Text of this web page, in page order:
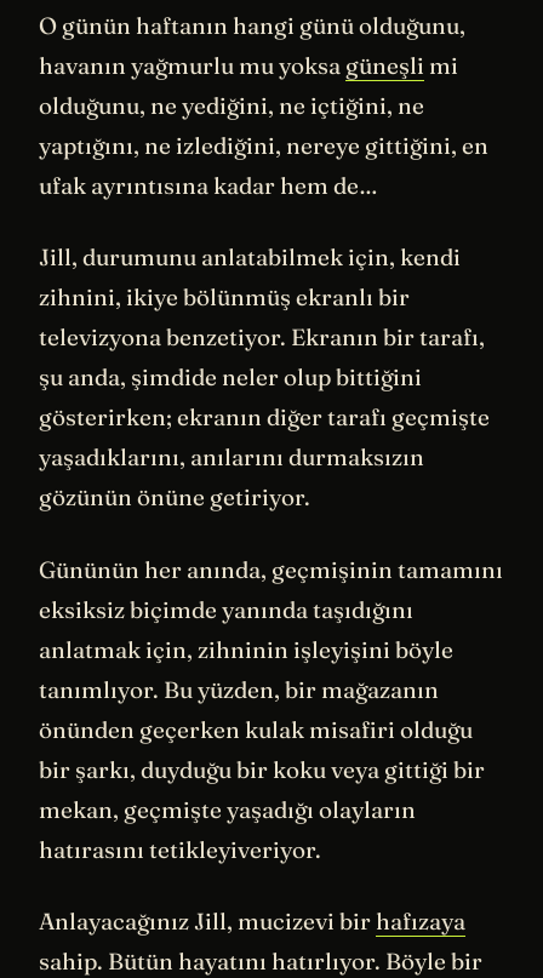
O günün haftanın hangi günü olduğunu,
havanın yağmurlu mu yoksa güneşli mi
olduğunu, ne yediğini, ne içtiğini, ne
yaptığını, ne izlediğini, nereye gittiğini, en
ufak ayrıntısına kadar hem de…
Jill, durumunu anlatabilmek için, kendi
zihnini, ikiye bölünmüş ekranlı bir
televizyona benzetiyor. Ekranın bir tarafı,
şu anda, şimdide neler olup bittiğini
gösterirken; ekranın diğer tarafı geçmişte
yaşadıklarını, anılarını durmaksızın
gözünün önüne getiriyor.
Gününün her anında, geçmişinin tamamını
eksiksiz biçimde yanında taşıdığını
anlatmak için, zihninin işleyişini böyle
tanımlıyor. Bu yüzden, bir mağazanın
önünden geçerken kulak misafiri olduğu
bir şarkı, duyduğu bir koku veya gittiği bir
mekan, geçmişte yaşadığı olayların
hatırasını tetikleyiveriyor.
Anlayacağınız Jill, mucizevi bir hafızaya
sahip. Bütün hayatını hatırlıyor. Böyle bir